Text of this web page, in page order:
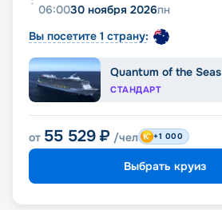
06:0030 ноября 2026пн
Вы посетите 1 страну:
Quantum of the Seas
СТАНДАРТ
от 55 529 ₽ /чел +1 000
Выбрать круиз